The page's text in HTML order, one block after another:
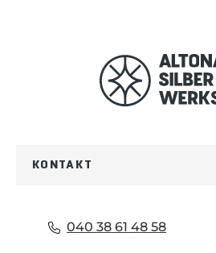
Farbe: Rot Klingenfarbe: Unbeschichtet
KONTAKT
040 38 61 48 58